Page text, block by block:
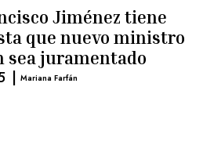
Jiménez tiene
que nuevo ministro
sea juramentado
| Mariana Farfán